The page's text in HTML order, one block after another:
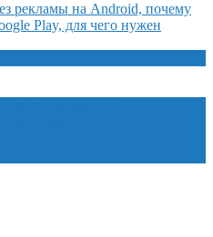
рекламы на Android, почему
Play, для чего нужен